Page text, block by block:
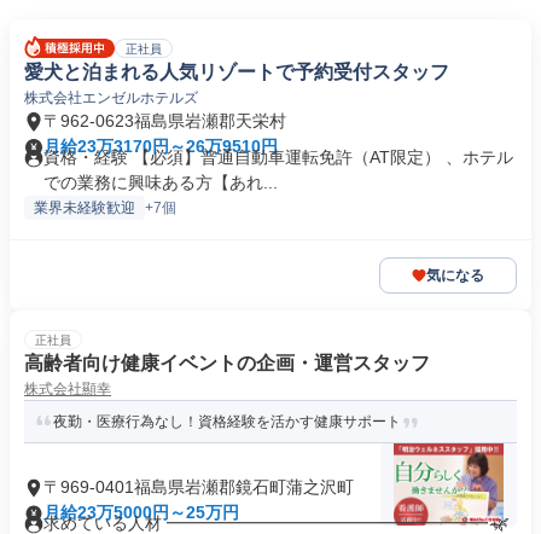
正社員
愛犬と泊まれる人気リゾートで予約受付スタッフ
株式会社エンゼルホテルズ
〒962-0623福島県岩瀬郡天栄村
月給23万3170円～26万9510円
資格・経験 【必須】普通自動車運転免許（AT限定） 、ホテル
での業務に興味ある方【あれ...
業界未経験歓迎 +7個
気になる
正社員
高齢者向け健康イベントの企画・運営スタッフ
株式会社顯幸
夜勤・医療行為なし！資格経験を活かす健康サポート
〒969-0401福島県岩瀬郡鏡石町蒲之沢町
月給23万5000円～25万円
求めている人材 ━━━━━━━━━━━━━━━━━━━ 🌿